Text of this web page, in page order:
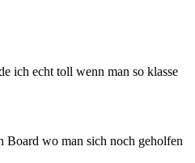
ich echt toll wenn man so klasse
Board wo man sich noch geholfen